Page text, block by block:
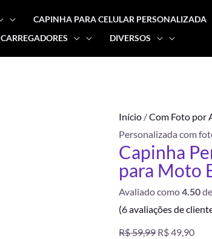
CAPINHA PARA CELULAR PERSONALIZADA
CARREGADORES DIVERSOS
Início /Com Foto por
Personalizada com
Capinha
para Moto
Avaliado como4.50
(6avaliações de
R$59,99
era:
R$ 59,99.
R$49,90
é:
R$
para
Moto
E6i
quantidade